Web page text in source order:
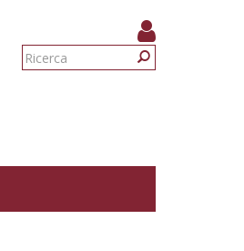
Form